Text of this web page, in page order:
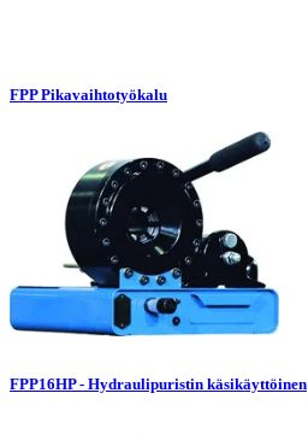
FPP Pikavaihtotyökalu
FPP16HP - Hydraulipuristin käsikäyttöinen